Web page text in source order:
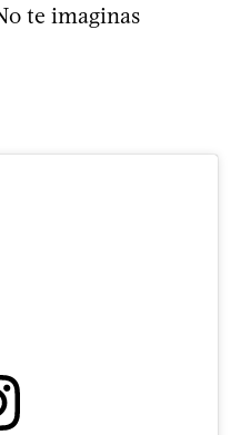
te imaginas